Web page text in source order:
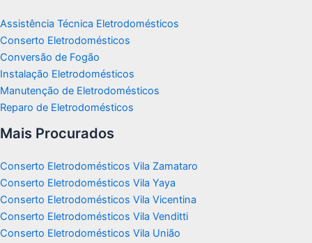
Assistência Técnica Eletrodomésticos
Conserto Eletrodomésticos
Conversão de Fogão
Instalação Eletrodomésticos
Manutenção de Eletrodomésticos
Reparo de Eletrodomésticos
Mais Procurados
Conserto Eletrodomésticos Vila Zamataro
Conserto Eletrodomésticos Vila Yaya
Conserto Eletrodomésticos Vila Vicentina
Conserto Eletrodomésticos Vila Venditti
Conserto Eletrodomésticos Vila União